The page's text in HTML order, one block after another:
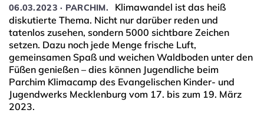
06.03.2023 · PARCHIM.
Klimawandel ist das heiß
diskutierte Thema. Nicht nur darüber reden und
tatenlos zusehen, sondern 5000 sichtbare Zeichen
setzen. Dazu noch jede Menge frische Luft,
gemeinsamen Spaß und weichen Waldboden unter den
Füßen genießen – dies können Jugendliche beim
Parchim Klimacamp des Evangelischen Kinder- und
Jugendwerks Mecklenburg vom 17. bis zum 19. März
2023.